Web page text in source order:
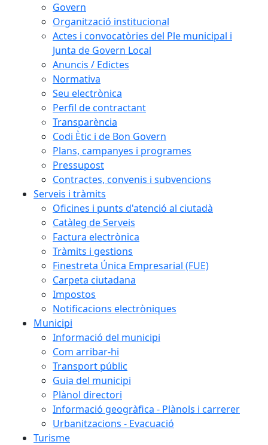
Govern
Organització institucional
Actes i convocatòries del Ple municipal i
Junta de Govern Local
Anuncis / Edictes
Normativa
Seu electrònica
Perfil de contractant
Transparència
Codi Ètic i de Bon Govern
Plans, campanyes i programes
Pressupost
Contractes, convenis i subvencions
Serveis i tràmits
Oficines i punts d'atenció al ciutadà
Catàleg de Serveis
Factura electrònica
Tràmits i gestions
Finestreta Única Empresarial (FUE)
Carpeta ciutadana
Impostos
Notificacions electròniques
Municipi
Informació del municipi
Com arribar-hi
Transport públic
Guia del municipi
Plànol directori
Informació geogràfica - Plànols i carrerer
Urbanitzacions - Evacuació
Turisme